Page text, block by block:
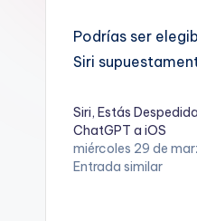
Podrías ser
Siri
Siri, Estás
ChatGPT a iOS
miércoles 29 de
Entrada similar